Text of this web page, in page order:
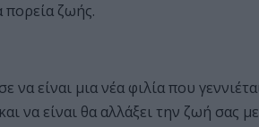
πορεία ζωής.
είναι μια νέα φιλία που
να είναι θα αλλάξει την ζωή σας